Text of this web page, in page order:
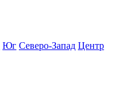
Юг Северо-Запад Центр